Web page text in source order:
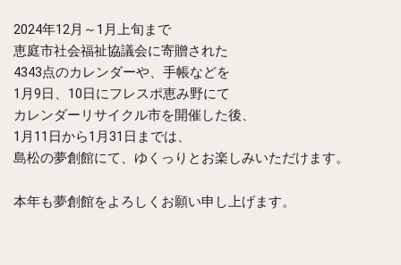
2024年12月～1月上旬まで
恵庭市社会福祉協議会に寄贈された
4343点のカレンダーや、手帳などを
1月9日、10日にフレスポ恵み野にて
カレンダーリサイクル市を開催した後、
1月11日から1月31日までは、
島松の夢創館にて、ゆくっりとお楽しみいただけます。
本年も夢創館をよろしくお願い申し上げます。